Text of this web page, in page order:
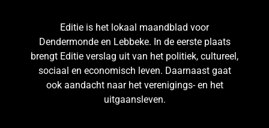
Editie is het lokaal maandblad voor
Dendermonde en Lebbeke. In de eerste plaats
brengt Editie verslag uit van het politiek, cultureel,
sociaal en economisch leven. Daarnaast gaat
ook aandacht naar het verenigings- en het
uitgaansleven.